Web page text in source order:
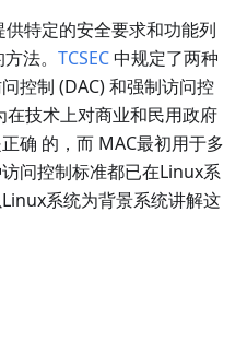
特定的安全要求和功能列
法。 TCSEC中规定了两种
控制 (DAC) 和强制访问控
在技术上对商业和⺠⽤政府
确 的，而 MAC最初⽤于多
问控制标准都已在Linux系
系统为背景系统讲解这